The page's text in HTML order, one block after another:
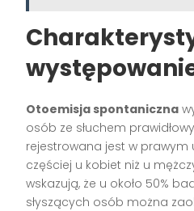
występowanie
Otoemisja spontaniczna
osób ze słuchem
rejestrowana jest w prawym
częściej u kobiet niż u
wskazują, że u około 50%
słyszących osób można